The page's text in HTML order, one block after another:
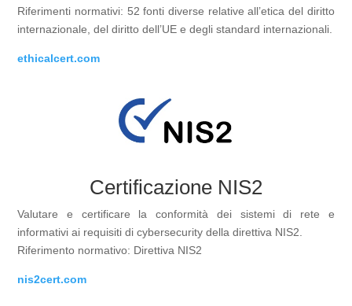
Riferimenti normativi: 52 fonti diverse relative all’etica del diritto
internazionale, del diritto dell’UE e degli standard internazionali.
ethicalcert.com
Certificazione NIS2
Valutare e certificare la conformità dei sistemi di rete e
informativi ai requisiti di cybersecurity della direttiva NIS2.
Riferimento normativo: Direttiva NIS2
nis2cert.com